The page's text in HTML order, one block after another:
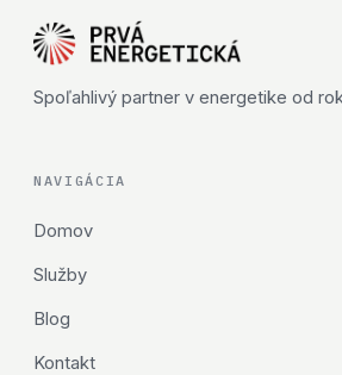
Spoľahlivý partner v energetike od
NAVIGÁCIA
Domov
Služby
Blog
Kontakt